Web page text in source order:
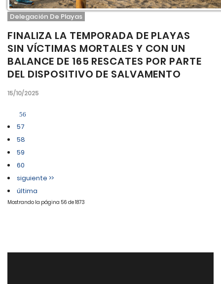
Delegación De Playas
FINALIZA LA TEMPORADA DE PLAYAS
SIN VÍCTIMAS MORTALES Y CON UN
BALANCE DE 165 RESCATES POR PARTE
DEL DISPOSITIVO DE SALVAMENTO
15/10/2025
56
57
58
59
60
siguiente >>
última
Mostrando la página 56 de 1873